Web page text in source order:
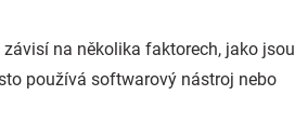
na několika faktorech, jako jsou
používá softwarový nástroj nebo